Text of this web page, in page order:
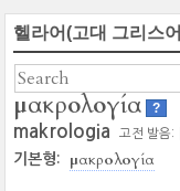
헬라어(고대 그리스
μακρολογία ?
makrologia 고전 발음: [
기본형: μακρολογία